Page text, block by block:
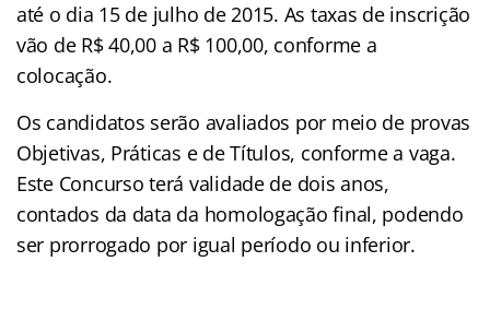
até o dia 15 de julho de 2015. As taxas de inscrição
vão de R$ 40,00 a R$ 100,00, conforme a
colocação.
Os candidatos serão avaliados por meio de provas
Objetivas, Práticas e de Títulos, conforme a vaga.
Este Concurso terá validade de dois anos,
contados da data da homologação final, podendo
ser prorrogado por igual período ou inferior.